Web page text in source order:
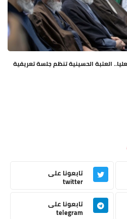
العتبة الحسينية تنظم جلسة تعريفية
تابعونا على
twitter
تابعونا على
telegram